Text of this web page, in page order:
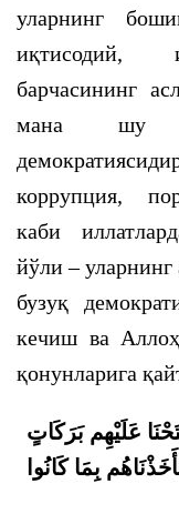
уларнинг
иқтисодий,
барчасининг
мана шу
коррупция,
каби
йўли –
бузуқ
кечиш ва
қонунларига
عَلَيْهِم بَرَكَاتٍ
بِمَا كَانُوا